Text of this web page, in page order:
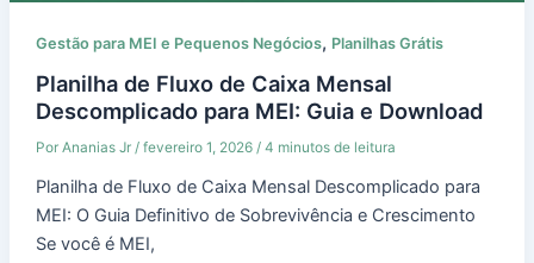
Gestão para MEI e Pequenos Negócios, Planilhas Grátis
Planilha de Fluxo de Caixa Mensal
Descomplicado para MEI: Guia e Download
Por Ananias Jr / fevereiro 1, 2026 / 4 minutos de leitura
Planilha de Fluxo de Caixa Mensal Descomplicado para
MEI: O Guia Definitivo de Sobrevivência e Crescimento
Se você é MEI,